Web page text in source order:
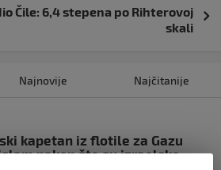
Čile: 6,4 stepena po Rihterovoj
skali
Najnovije Najčitanije
kapetan iz flotile za Gazu
nakon što su izraelske